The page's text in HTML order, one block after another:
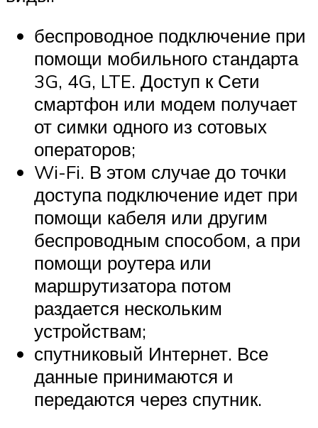
беспроводное подключение при
помощи мобильного стандарта
3G, 4G, LTE. Доступ к Сети
смартфон или модем получает
от симки одного из сотовых
операторов;
Wi-Fi. В этом случае до точки
доступа подключение идет при
помощи кабеля или другим
беспроводным способом, а при
помощи роутера или
маршрутизатора потом
раздается нескольким
устройствам;
спутниковый Интернет. Все
данные принимаются и
передаются через спутник.